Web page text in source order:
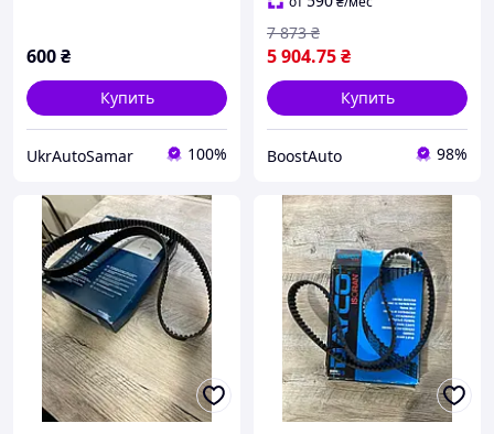
600₴
Купить
UkrAutoSamar 100%
5 904.75₴
7 873 ₴
Купить
BoostAuto 98%